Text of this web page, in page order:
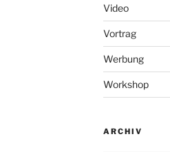
Video
Vortrag
Werbung
Workshop
ARCHIV